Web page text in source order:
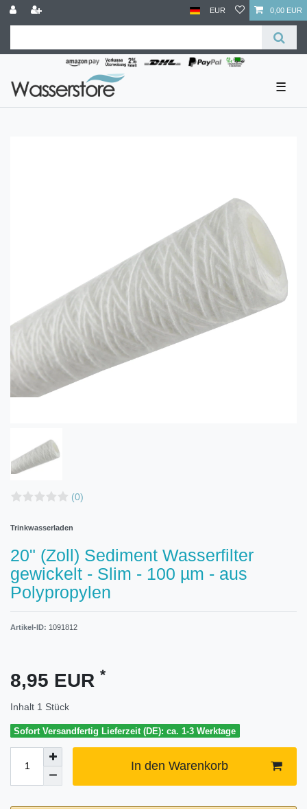
EUR 0,00 EUR
☰
(0)
Trinkwasserladen
20" (Zoll) Sediment Wasserfilter
gewickelt - Slim - 100 µm - aus
Polypropylen
Artikel-ID: 1091812
8,95 EUR *
Inhalt 1 Stück
Sofort Versandfertig Lieferzeit (DE): ca. 1-3 Werktage
In den Warenkorb